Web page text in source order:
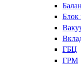
Блок
ГБЦ
ГРМ